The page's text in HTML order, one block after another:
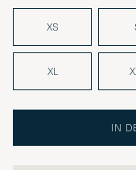
XS
XL
IN